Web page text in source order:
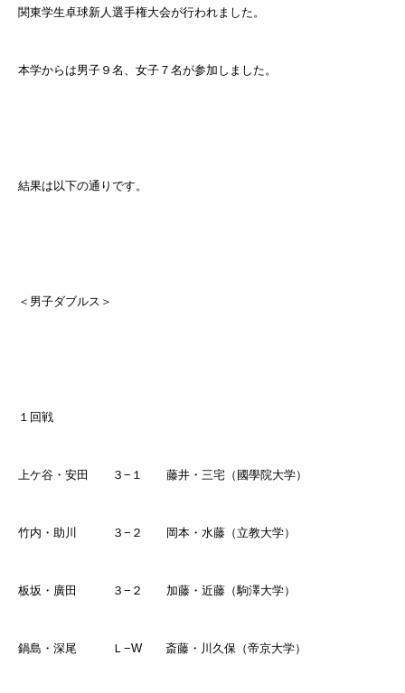
関東学生卓球新人選手権大会が行われました。
本学からは男子９名、女子７名が参加しました。
結果は以下の通りです。
＜男子ダブルス＞
１回戦
上ケ谷・安田 ３ − １ 藤井・三宅（國學院大学）
竹内・助川 ３ − ２ 岡本・水藤（立教大学）
板坂・廣田 ３ − ２ 加藤・近藤（駒澤大学）
鍋島・深尾 Ｌ −W 斎藤・川久保（帝京大学）